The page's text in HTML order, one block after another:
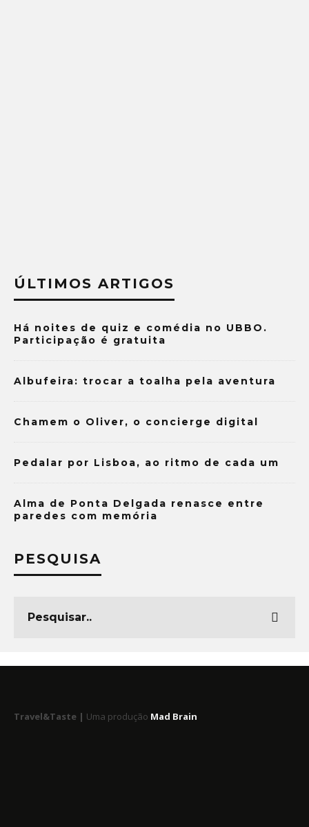
ÚLTIMOS ARTIGOS
Há noites de quiz e comédia no UBBO.
Participação é gratuita
Albufeira: trocar a toalha pela aventura
Chamem o Oliver, o concierge digital
Pedalar por Lisboa, ao ritmo de cada um
Alma de Ponta Delgada renasce entre
paredes com memória
PESQUISA
Travel&Taste | Uma produção Mad Brain